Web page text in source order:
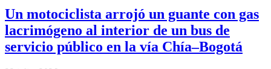
Un motociclista arrojó un guante con gas
lacrimógeno al interior de un bus de
servicio público en la vía Chía–Bogotá